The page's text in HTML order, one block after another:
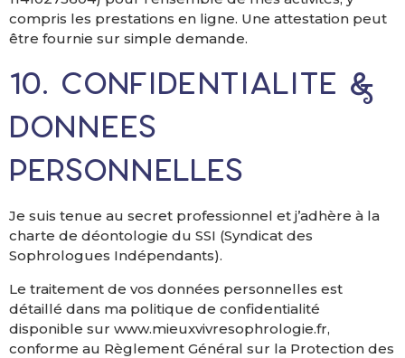
compris les prestations en ligne. Une attestation peut
être fournie sur simple demande.
10. Confidentialité &
données
personnelles
Je suis tenue au secret professionnel et j’adhère à la
charte de déontologie du SSI (Syndicat des
Sophrologues Indépendants).
Le traitement de vos données personnelles est
détaillé dans ma politique de confidentialité
disponible sur www.mieuxvivresophrologie.fr,
conforme au Règlement Général sur la Protection des